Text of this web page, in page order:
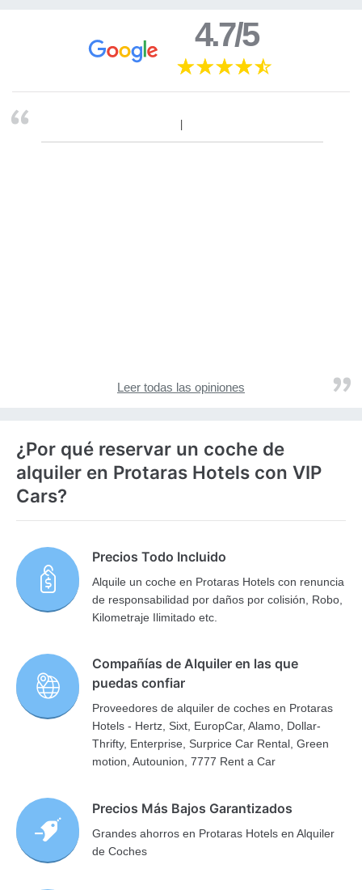
4.7/5
Leer todas las opiniones
¿Por qué reservar un coche de
alquiler en Protaras Hotels con VIP
Cars?
Precios Todo Incluido
Alquile un coche en Protaras Hotels con renuncia
de responsabilidad por daños por colisión, Robo,
Kilometraje Ilimitado etc.
Compañías de Alquiler en las que
puedas confiar
Proveedores de alquiler de coches en Protaras
Hotels - Hertz, Sixt, EuropCar, Alamo, Dollar-
Thrifty, Enterprise, Surprice Car Rental, Green
motion, Autounion, 7777 Rent a Car
Precios Más Bajos Garantizados
Grandes ahorros en Protaras Hotels en Alquiler
de Coches